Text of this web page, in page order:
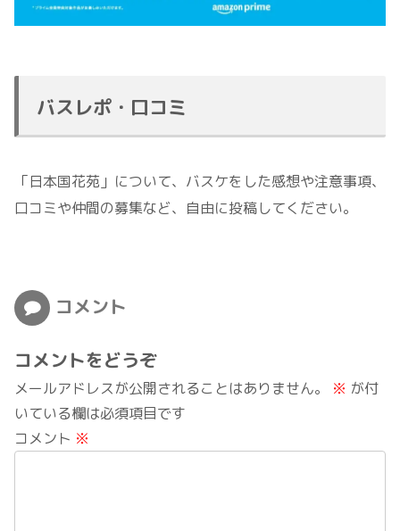
バスレポ・口コミ
「日本国花苑」について、バスケをした感想や注意事項、
口コミや仲間の募集など、自由に投稿してください。
コメント
コメントをどうぞ
メールアドレスが公開されることはありません。 ※ が付
いている欄は必須項目です
コメント ※